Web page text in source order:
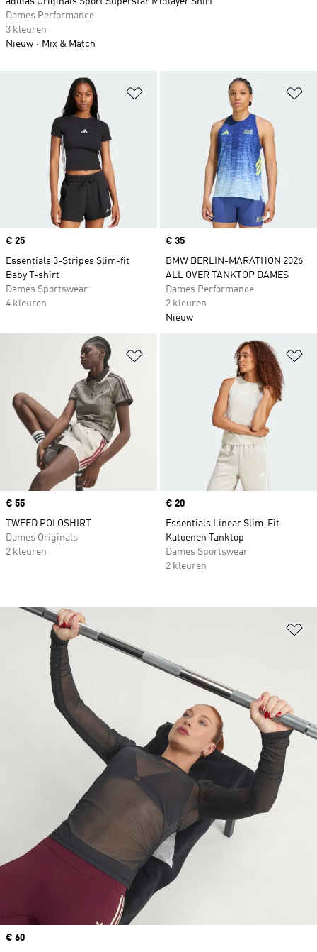
Op verlanglijst zetten
Price
€ 25
Essentials 3-Stripes Slim-fit
Baby T-shirt
Dames Sportswear
4 kleuren
Price
€ 35
BMW BERLIN-MARATHON 2026
ALL OVER TANKTOP DAMES
Dames Performance
2 kleuren
Nieuw
Op verlanglijst zetten
Price
€ 55
TWEED POLOSHIRT
Dames Originals
2 kleuren
Price
€ 20
Essentials Linear Slim-Fit
Katoenen Tanktop
Dames Sportswear
2 kleuren
Dames Performance
3 kleuren
Nieuw
Mix & Match
Price
€ 60